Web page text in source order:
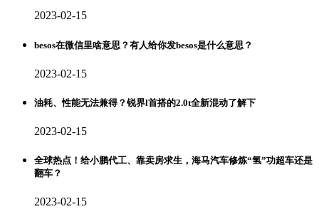
2023-02-15
besos在微信里啥意思？有人给你发besos是什么意思？
2023-02-15
油耗、性能无法兼得？锐界l首搭的2.0t全新混动了解下
2023-02-15
全球热点！给小鹏代工、靠卖房求生，海马汽车修炼“氢”功超车还是
翻车？
2023-02-15